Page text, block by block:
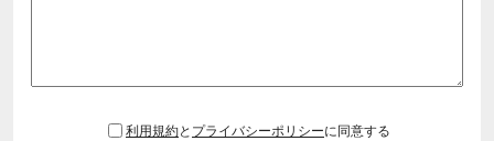
利用規約と プライバシーポリシーに同意する